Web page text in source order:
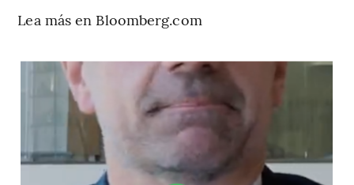
Lea más en Bloomberg.com